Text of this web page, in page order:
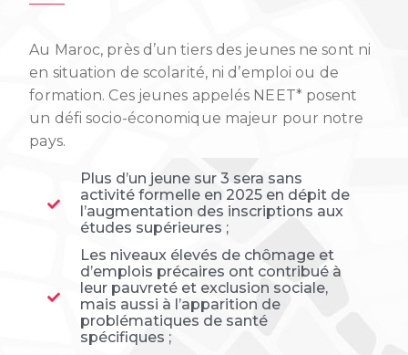
Au Maroc, près d’un tiers des jeunes ne sont ni
en situation de scolarité, ni d’emploi ou de
formation. Ces jeunes appelés NEET* posent
un défi socio-économique majeur pour notre
pays.
Plus d’un jeune sur 3 sera sans
activité formelle en 2025 en dépit de
l’augmentation des inscriptions aux
études supérieures ;
Les niveaux élevés de chômage et
d’emplois précaires ont contribué à
leur pauvreté et exclusion sociale,
mais aussi à l’apparition de
problématiques de santé
spécifiques ;